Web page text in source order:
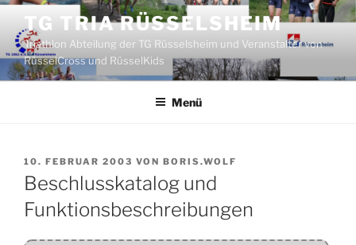
Zum
Inhalt
springen
TG TRIA RÜSSELSHEIM
Triathlon Abteilung der TG Rüsselsheim und Veranstalter von
RüsselCross und RüsselKids
Menü
VERÖFFENTLICHT
AM
10. FEBRUAR 2003 VON BORIS.WOLF
Beschlusskatalog und
Funktionsbeschreibungen